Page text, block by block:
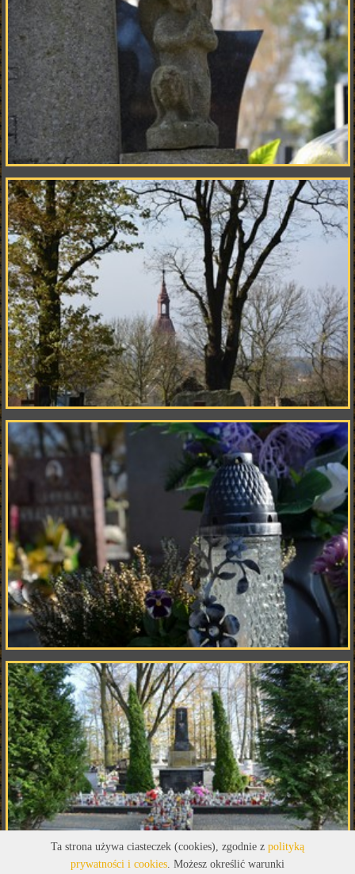
Ta strona używa ciasteczek (cookies), zgodnie z polityką
prywatności i cookies. Możesz określić warunki